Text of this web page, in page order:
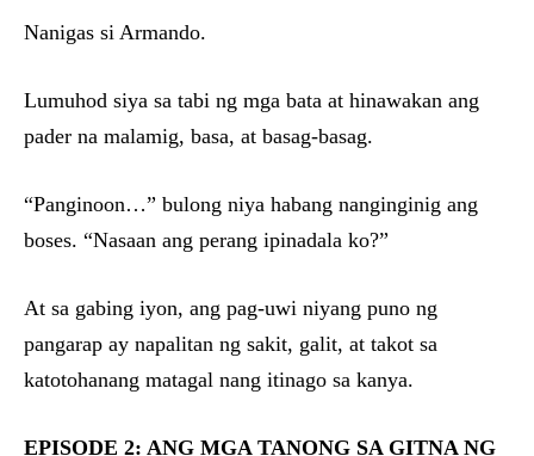
Nanigas si Armando.
Lumuhod siya sa tabi ng mga bata at hinawakan ang
pader na malamig, basa, at basag-basag.
“Panginoon…” bulong niya habang nanginginig ang
boses. “Nasaan ang perang ipinadala ko?”
At sa gabing iyon, ang pag-uwi niyang puno ng
pangarap ay napalitan ng sakit, galit, at takot sa
katotohanang matagal nang itinago sa kanya.
EPISODE 2: ANG MGA TANONG SA GITNA NG